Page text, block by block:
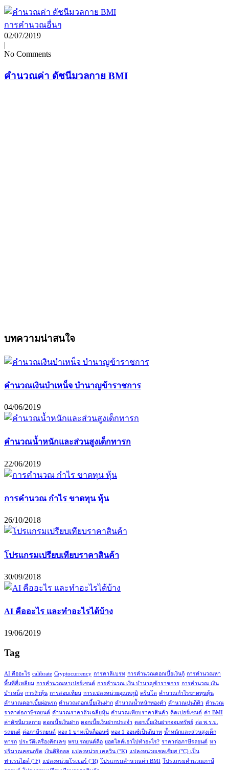
การคำนวณอื่นๆ
02/07/2019
|
No Comments
คำนวณค่า ดัชนีมวลกาย BMI
บทความน่าสนใจ
คำนวณเงินบำเหน็จ บำนาญข้าราชการ
04/06/2019
คำนวณน้ำหนักและส่วนสูงเด็กทารก
22/06/2019
การคำนวณ กำไร ขาดทุน หุ้น
26/10/2018
โปรแกรมเปรียบเทียบราคาสินค้า
30/09/2018
AI คืออะไร และทำอะไรได้บ้าง
19/06/2019
Tag
AI คืออะไร calibrate Cryptocurrency การคาลิเบรท การคำนวณดอกเบี้ยเงินกู้ การคำนวณหา
พื้นที่สี่เหลียม การคำนวณหาเปอร์เซนต์ การคำนวณ เงิน บำนาญข้าราชการ การคำนวณ เงิน
บำเหน็จ การถัวหุ้น การสอบเทียบ การแปลงหน่วยอุณหภูมิ คริบโต คำนวณกำไรขาดทุนหุ้น
คำนวณดอกเบี้ยผ่อนรถ คำนวณดอกเบี้ยเงินฝาก คำนวณน้ำหนักทองคำ คำนวณปูนกี่คิว คำนวณ
ราคาต่อภาษีรถยนต์ คำนวณราคาถัวเฉลี่ยหุ้น คำนวณเทียบราคาสินค้า คิดเปอร์เซนต์ ค่า BMI
ค่าดัชนีมวลกาย ดอกเบี้ยเงินฝาก ดอกเบี้ยเงินฝากประจำ ดอกเบี้ยเงินฝากออมทรัพย์ ต่อ พ.ร.บ.
รถยนต์ ต่อภาษีรถยนต์ ทอง 1 บาทเป็นกี่ออนซ์ ทอง 1 ออนซ์เป็นกี่บาท น้ำหนักและส่วนสูงเด็ก
ทารก ประวัติเครื่องคิดเลข พรบ.รถยนต์คือ ยอดไลค์เอาไปทำอะไร? ราคาต่อภาษีรถยนต์ หา
ปริมาณคอนกรีต เงินดิจิตอล แปลงหน่วย เคลวิน (°K) แปลงหน่วยเซลเซียส (°C) เป็น
ฟาเรนไฮต์ (°F) แปลงหน่วยโรเมอร์ (°R) โปรแกรมคำนวณค่า BMI โปรแกรมคำนวณภาษี